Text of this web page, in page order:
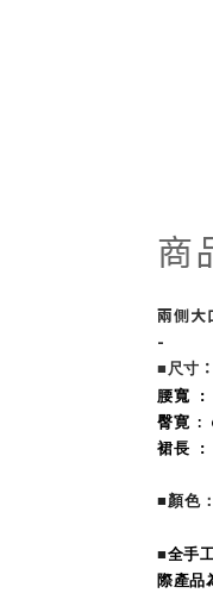
商
兩側大
-
■尺寸 ：
腰寬 :
臀寛 :
裙長 :
■ 顏色
■全手
際產品